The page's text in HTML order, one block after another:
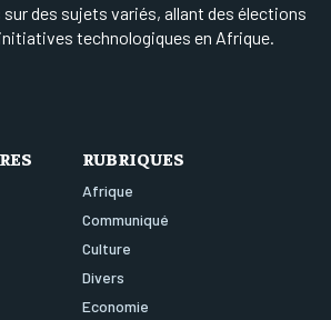
des sujets variés, allant des élections
technologiques en Afrique.
RUBRIQUES
Afrique
Communiqué
Culture
Divers
Economie